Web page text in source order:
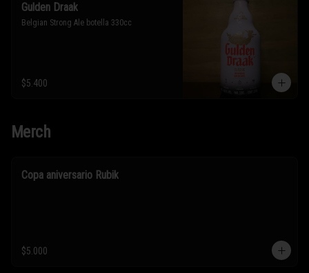
Gulden Draak
Belgian Strong Ale botella 330cc
$5.400
Merch
Copa aniversario Rubik
$5.000